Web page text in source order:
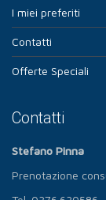
I miei preferiti
Contatti
Offerte Speciali
Contatti
Stefano Pinna
Prenotazione